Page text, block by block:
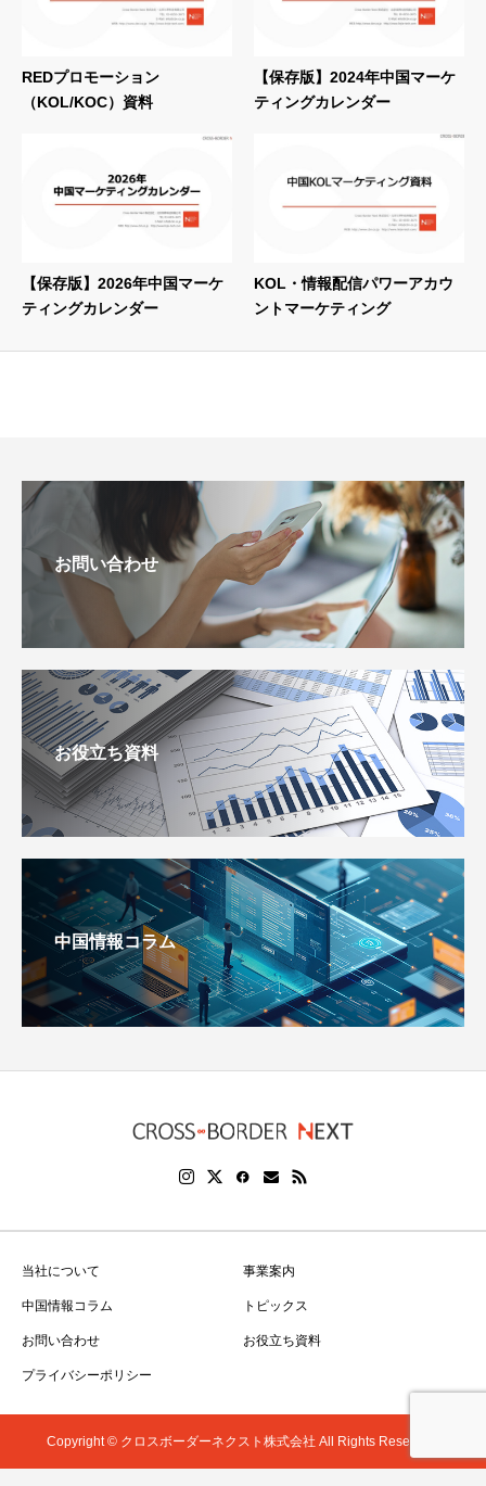
REDプロモーション
（KOL/KOC）資料
【保存版】2024年中国マーケ
ティングカレンダー
【保存版】2026年中国マーケ
ティングカレンダー
KOL・情報配信パワーアカウ
ントマーケティング
お問い合わせ
お役立ち資料
中国情報コラム
当社について 事業案内
中国情報コラム トピックス
お問い合わせ お役立ち資料
プライバシーポリシー
Copyright © クロスボーダーネクスト株式会社 All Rights Reserved.